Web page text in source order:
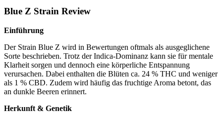
Blue Z Strain Review
Einführung
Der Strain Blue Z wird in Bewertungen oftmals als ausgeglichene
Sorte beschrieben. Trotz der Indica-Dominanz kann sie für mentale
Klarheit sorgen und dennoch eine körperliche Entspannung
verursachen. Dabei enthalten die Blüten ca. 24 % THC und weniger
als 1 % CBD. Zudem wird häufig das fruchtige Aroma betont, das
an dunkle Beeren erinnert.
Herkunft & Genetik